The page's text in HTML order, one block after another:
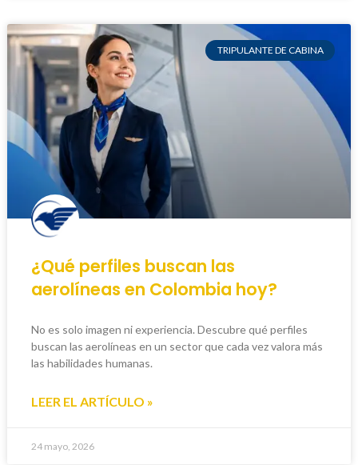
TRIPULANTE DE CABINA
¿Qué perfiles buscan las
aerolíneas en Colombia hoy?
No es solo imagen ni experiencia. Descubre qué perfiles
buscan las aerolíneas en un sector que cada vez valora más
las habilidades humanas.
LEER EL ARTÍCULO »
24 mayo, 2026